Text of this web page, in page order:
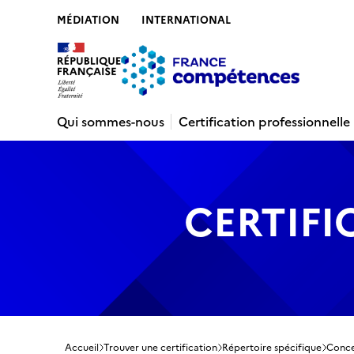
MÉDIATION INTERNATIONAL
Qui sommes-nous
Certification professionnelle
Accueil Trouver une certification Répertoire spécifique